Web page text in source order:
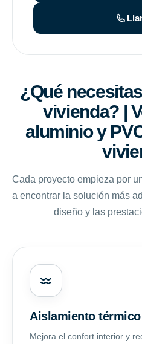
¿Qué
vivienda? |
aluminio y
Cada proyecto empieza por
a encontrar la solución más
diseño y las
Aislamiento térmico
Mejora el confort interior y